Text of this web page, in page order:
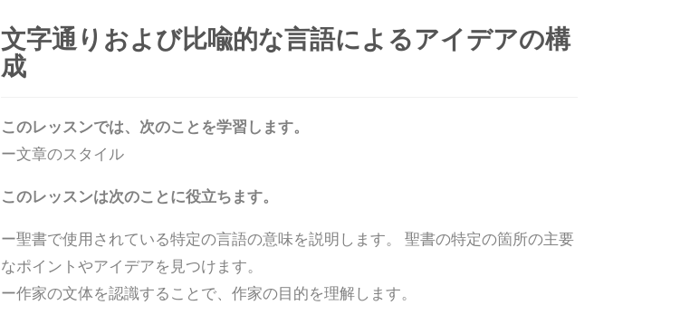
文字通りおよび比喩的な言語によるアイデアの構
成
このレッスンでは、次のことを学習します。
ー文章のスタイル
このレッスンは次のことに役立ちます。
ー聖書で使用されている特定の言語の意味を説明します。 聖書の特定の箇所の主要
なポイントやアイデアを見つけます。
ー作家の文体を認識することで、作家の目的を理解します。